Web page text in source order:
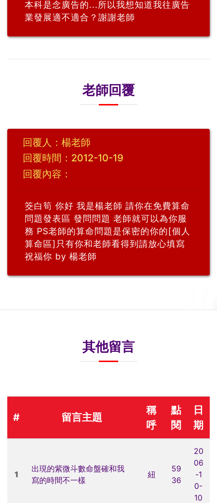
本科是念廣告的...所以我想知道我往廣告
業發展適不適合？謝謝老師
老師回覆
回覆人：楊老師
回覆時間：2012-10-19
回覆內容：
筊白筍 你好 我是楊老師 請你在免費算命
問題發表區 發問問題 老師就可以為你服
務 PS老師的算命問題是保密的你的[個人
算命區]只有你和老師看得到請放心填寫
祝福你 by 楊老師
其他留言
# 留言主題
稱
呼
點
閱
日
期
1
出現的紫微斗數命盤確和我
寫的時間不一樣
紐
59
36
20
06
-1
0-
10